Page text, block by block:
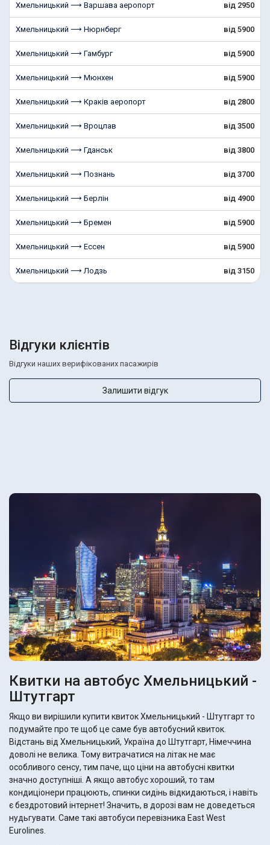
Хмельницький ⟶ Варшава аеропорт від 2950
Хмельницький ⟶ Нюрнберг від 5900
Хмельницький ⟶ Гамбург від 5900
Хмельницький ⟶ Мюнхен від 5900
Хмельницький ⟶ Краків аеропорт від 2800
Хмельницький ⟶ Вроцлав від 3500
Хмельницький ⟶ Гданськ від 3800
Хмельницький ⟶ Познань від 3700
Хмельницький ⟶ Берлін від 4900
Хмельницький ⟶ Бремен від 5900
Хмельницький ⟶ Ессен від 5900
Хмельницький ⟶ Лодзь від 3150
Відгуки клієнтів
Відгуки наших верифікованих пасажирів
Залишити відгук
Квитки на автобус Хмельницький -
Штутгарт
Якщо ви вирішили купити квиток Хмельницький - Штутгарт то
подумайте про те щоб це саме був автобусний квиток.
Відстань від Хмельницький, Україна до Штутгарт, Німеччина
доволі не велика. Тому витрачатися на літак не має
особливого сенсу, тим паче, що ціни на автобусні квитки
значно доступніші. А якщо автобус хороший, то там
кондиціонери працюють, спинки сидінь відкидаються, і навіть
є бездротовий інтернет! Значить, в дорозі вам не доведеться
нудьгувати. Саме такі автобуси перевізника East West
Eurolines.